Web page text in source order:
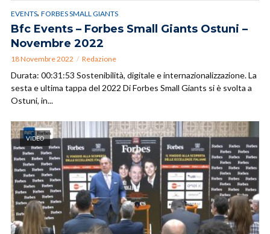
EVENTS, FORBES SMALL GIANTS
Bfc Events – Forbes Small Giants Ostuni –
Novembre 2022
18 Novembre 2022 Redazione
Durata: 00:31:53 Sostenibilità, digitale e internazionalizzazione. La
sesta e ultima tappa del 2022 Di Forbes Small Giants si è svolta a
Ostuni, in...
VIDEO